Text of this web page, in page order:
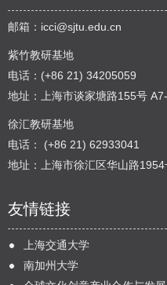
邮箱： icci@sjtu.edu.cn
紫竹教研基地
电话：(+86 21) 34205059
地址：上海市谈家塘路155号
徐汇教研基地
电话： (+86 21) 62933041
地址：上海市徐汇区华山路
友情链接
上海交通大学
南加州大学